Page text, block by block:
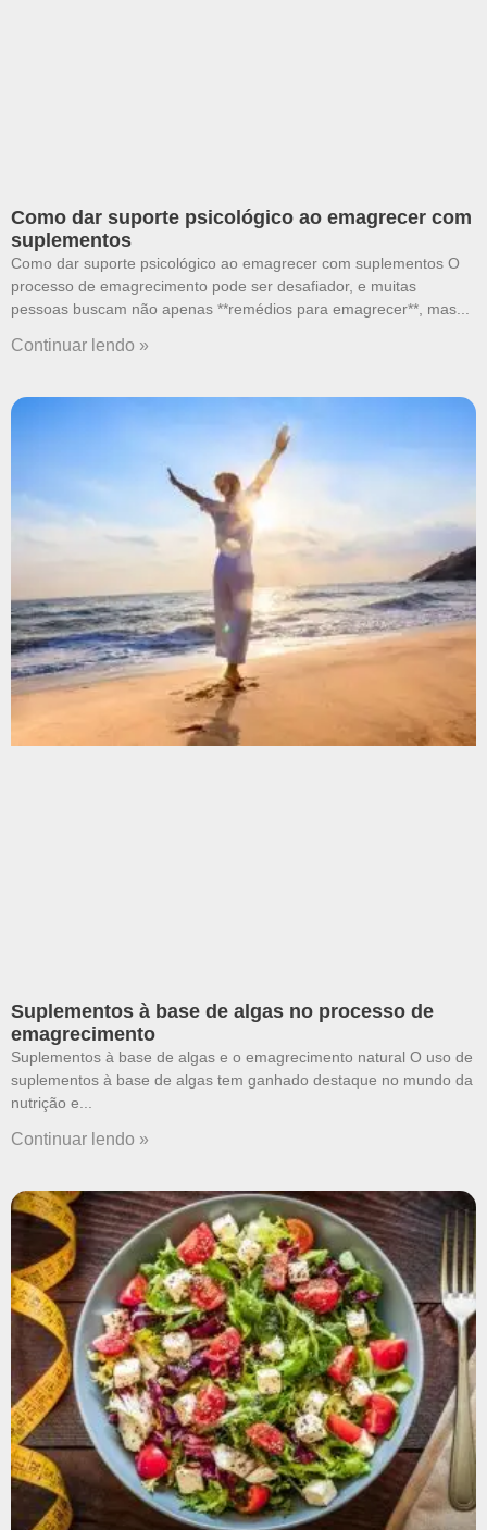
Como dar suporte psicológico ao emagrecer com
suplementos
Como dar suporte psicológico ao emagrecer com suplementos O
processo de emagrecimento pode ser desafiador, e muitas
pessoas buscam não apenas **remédios para emagrecer**, mas
Continuar lendo »
Suplementos à base de algas no processo de
emagrecimento
Suplementos à base de algas e o emagrecimento natural O uso de
suplementos à base de algas tem ganhado destaque no mundo da
nutrição e
Continuar lendo »